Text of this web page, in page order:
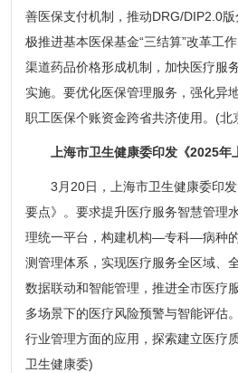
善医保支付机制，推动DRG/DIP2.0
极推进基本医保基金“三结算”改革工
渠道药品价格形成机制，加快医疗服
实施。要优化医保管理服务，强化异
职工医保个账资金跨省共济使用。(北
上海市卫生健康委印发《2025年
3月20日，上海市卫生健康委印发
要点》。要求提升医疗服务智慧管理
理统一平台，构建机构—专科—病种
测管理体系，实现医疗服务全区域、
数据联动和智能管理，推进全市医疗
多场景下的医疗风险预警与智能评估
行业管理方面的应用，探索建立医疗
卫生健康委)